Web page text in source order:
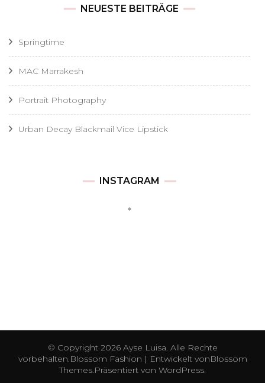
NEUESTE BEITRÄGE
Springtime
MAC Marrakesh
Portrait Photography
Urban Decay Blackmail Vice Lipstick
INSTAGRAM
© Copyright 2026 Ayse Luisa. Alle Rechte
vorbehalten.Blossom Fashion | Entwickelt vonBlossom
Themes.Präsentiert von WordPress.